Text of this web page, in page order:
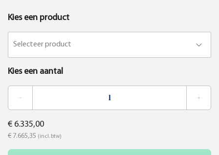
Kies een product
Selecteer product
Kies een aantal
€ 6.335,00
€ 7.665,35 (incl. btw)